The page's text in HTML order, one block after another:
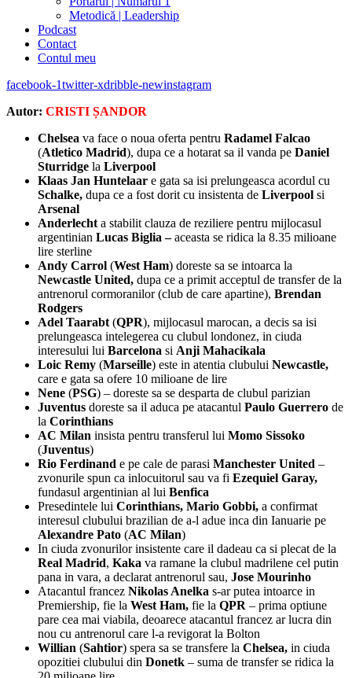
Metodică | Leadership
Podcast
Contact
Contul meu
facebook-1twitter-xdribble-newinstagram
Autor: CRISTI ȘANDOR
Chelsea va face o noua oferta pentru Radamel Falcao
(Atletico Madrid), dupa ce a hotarat sa il vanda pe Daniel
Sturridge la Liverpool
Klaas Jan Huntelaar e gata sa isi prelungeasca acordul cu
Schalke, dupa ce a fost dorit cu insistenta de Liverpool si
Arsenal
Anderlecht a stabilit clauza de reziliere pentru mijlocasul
argentinian Lucas Biglia –aceasta se ridica la 8.35 milioane
lire sterline
Andy Carrol (West Ham) doreste sa se intoarca la
Newcastle United, dupa ce a primit acceptul de transfer de la
antrenorul cormoranilor (club de care apartine), Brendan
Rodgers
Adel Taarabt (QPR), mijlocasul marocan, a decis sa isi
prelungeasca intelegerea cu clubul londonez, in ciuda
interesului lui Barcelona si Anji Mahacikala
Loic Remy (Marseille) este in atentia clubului Newcastle,
care e gata sa ofere 10 milioane de lire
Nene (PSG) – doreste sa se desparta de clubul parizian
Juventus doreste sa il aduca pe atacantul Paulo Guerrero de
la Corinthians
AC Milan insista pentru transferul lui Momo Sissoko
(Juventus)
Rio Ferdinand e pe cale de parasi Manchester United –
zvonurile spun ca inlocuitorul sau va fi Ezequiel Garay,
fundasul argentinian al lui Benfica
Presedintele lui Corinthians, Mario Gobbi, a confirmat
interesul clubului brazilian de a-l adue inca din Ianuarie pe
Alexandre Pato (AC Milan)
In ciuda zvonurilor insistente care il dadeau ca si plecat de la
Real Madrid, Kaka va ramane la clubul madrilene cel putin
pana in vara, a declarat antrenorul sau, Jose Mourinho
Atacantul francez Nikolas Anelka s-ar putea intoarce in
Premiership, fie la West Ham, fie la QPR – prima optiune
pare cea mai viabila, deoarece atacantul francez ar lucra din
nou cu antrenorul care l-a revigorat la Bolton
Willian (Sahtior) spera sa se transfere la Chelsea, in ciuda
opozitiei clubului din Donetk – suma de transfer se ridica la